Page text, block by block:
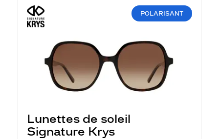
POLARISANT
Lunettes de soleil
Signature Krys